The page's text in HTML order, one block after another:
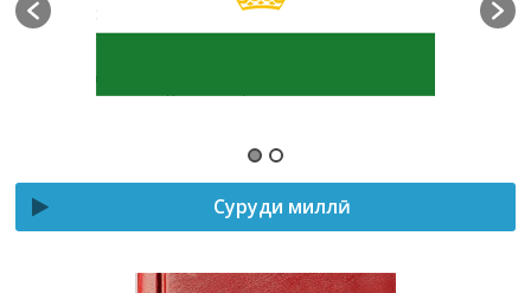
Суруди миллӣ